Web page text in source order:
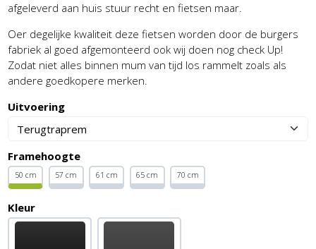
afgeleverd aan huis stuur recht en fietsen maar.
Oer degelijke kwaliteit deze fietsen worden door de burgers
fabriek al goed afgemonteerd ook wij doen nog check Up!
Zodat niet alles binnen mum van tijd los rammelt zoals als
andere goedkopere merken.
Uitvoering
Framehoogte
50 cm 57 cm 61 cm 65 cm 70 cm
Kleur